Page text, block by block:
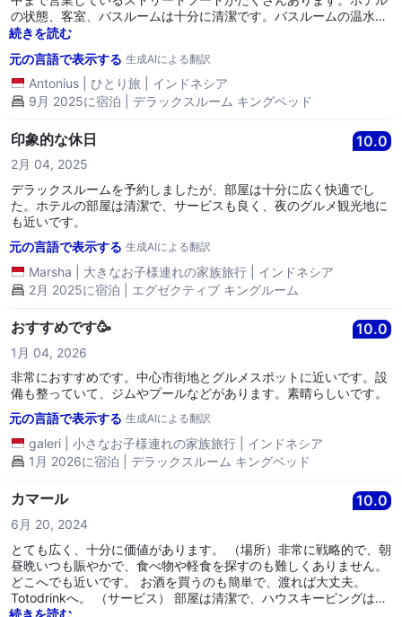
の状態、客室、バスルームは十分に清潔です。バスルームの温水は
良好に流れます。ホテルのスタッフは非常にレスポンシブで、必要
続きを読む
元の言語で表示する 生成AIによる翻訳
Antonius ひとり旅
インドネシア
9月 2025に宿泊 | デラックスルーム キングベッド
印象的な休日 10.0
2月 04, 2025
デラックスルームを予約しましたが、部屋は十分に広く快適でし
た。ホテルの部屋は清潔で、サービスも良く、夜のグルメ観光地に
も近いです。
元の言語で表示する 生成AIによる翻訳
Marsha 大きなお子様連れの家族旅行
インドネシア
2月 2025に宿泊 | エグゼクティブ キングルーム
おすすめです🥳 10.0
1月 04, 2026
非常におすすめです。中心市街地とグルメスポットに近いです。設
備も整っていて、ジムやプールなどがあります。素晴らしいです。
元の言語で表示する 生成AIによる翻訳
galeri 小さなお子様連れの家族旅行
インドネシア
1月 2026に宿泊 | デラックスルーム キングベッド
カマール 10.0
6月 20, 2024
とても広く、十分に価値があります。 （場所）非常に戦略的で、朝
昼晩いつも賑やかで、食べ物や軽食を探すのも難しくありません。
どこへでも近いです。 お酒を買うのも簡単で、渡れば大丈夫。
Totodrinkへ。 （サービス） 部屋は清潔で、ハウスキーピングは親
切で理解があります。 （施設） プールは清潔で、水は新鮮で気持